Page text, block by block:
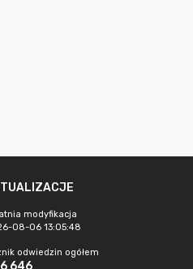
modyfikacja
08-06 13:05:48
odwiedzin ogółem
646